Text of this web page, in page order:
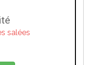
salées